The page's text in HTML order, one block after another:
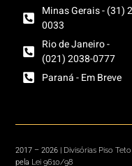
Minas Gerais - (31)
0033
Rio de Janeiro -
(021) 2038-0777
Paraná - Em Breve
2017 – 2026 | Divisórias Piso Teto
pela Lei 9610/98